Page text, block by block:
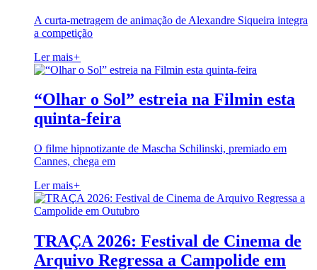
A curta-metragem de animação de Alexandre Siqueira integra
a competição
Ler mais+
“Olhar o Sol” estreia na Filmin esta
quinta-feira
O filme hipnotizante de Mascha Schilinski, premiado em
Cannes, chega em
Ler mais+
TRAÇA 2026: Festival de Cinema de
Arquivo Regressa a Campolide em